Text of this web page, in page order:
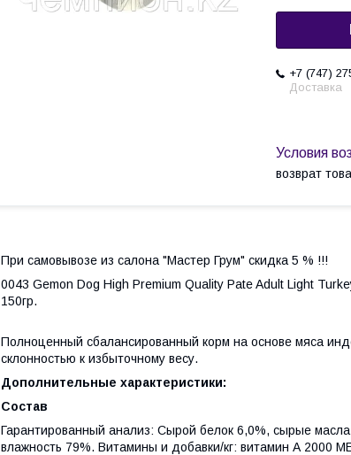
+7 (747)
Доставка
возврат
При самовывозе из салона "Мастер Грум" скидка 5 % !!!
0043 Gemon Dog High Premium Quality Pate Adult Light
150гр.
Полноценный сбалансированный корм на основе мяса
склонностью к избыточному весу.
Дополнительные характеристики:
Состав
Гарантированный анализ: Сырой белок 6,0%, сырые
влажность 79%. Витамины и добавки/кг: витамин А 2000